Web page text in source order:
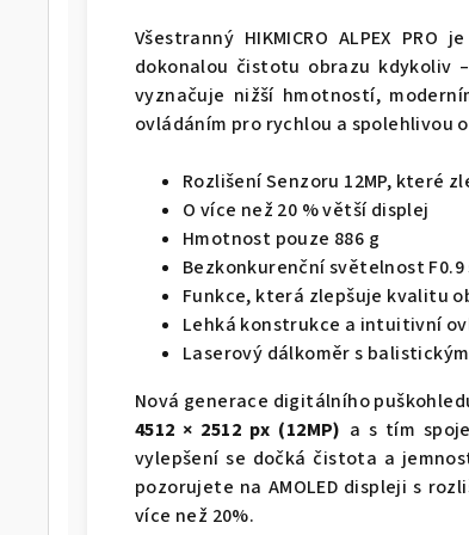
Všestranný HIKMICRO ALPEX
dokonalou čistotu obrazu kdykoliv
vyznačuje nižší hmotností,
ovládáním pro rychlou a spolehlivou
Rozlišení Senzoru 12MP, které
O více než 20 % větší displej
Hmotnost pouze 886 g
Bezkonkurenční světelnost F0.9
Funkce, která zlepšuje kvalitu
Lehká konstrukce a intuitivní
Laserový dálkoměr s
Nová generace digitálního
4512 × 2512 px (12MP) a s tím
vylepšení se dočká čistota a
pozorujete na AMOLED displeji s
více než 20%.